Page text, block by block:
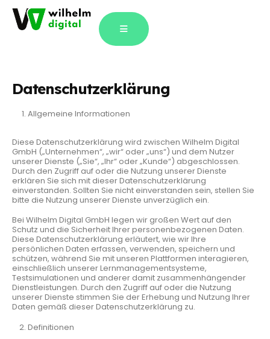
Datenschutzerklärung
Allgemeine Informationen
Diese Datenschutzerklärung wird zwischen Wilhelm Digital
GmbH („Unternehmen“, „wir“ oder „uns“) und dem Nutzer
unserer Dienste („Sie“, „Ihr“ oder „Kunde“) abgeschlossen.
Durch den Zugriff auf oder die Nutzung unserer Dienste
erklären Sie sich mit dieser Datenschutzerklärung
einverstanden. Sollten Sie nicht einverstanden sein, stellen Sie
bitte die Nutzung unserer Dienste unverzüglich ein.
Bei Wilhelm Digital GmbH legen wir großen Wert auf den
Schutz und die Sicherheit Ihrer personenbezogenen Daten.
Diese Datenschutzerklärung erläutert, wie wir Ihre
persönlichen Daten erfassen, verwenden, speichern und
schützen, während Sie mit unseren Plattformen interagieren,
einschließlich unserer Lernmanagementsysteme,
Testsimulationen und anderer damit zusammenhängender
Dienstleistungen. Durch den Zugriff auf oder die Nutzung
unserer Dienste stimmen Sie der Erhebung und Nutzung Ihrer
Daten gemäß dieser Datenschutzerklärung zu.
Definitionen